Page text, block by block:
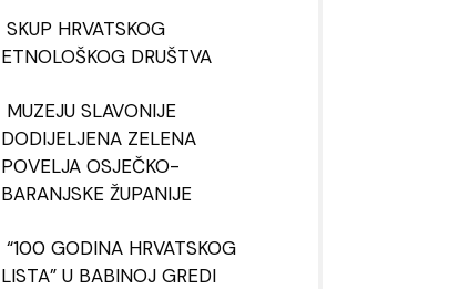
SKUP HRVATSKOG
ETNOLOŠKOG DRUŠTVA
MUZEJU SLAVONIJE
DODIJELJENA ZELENA
POVELJA OSJEČKO-
BARANJSKE ŽUPANIJE
“100 GODINA HRVATSKOG
LISTA” U BABINOJ GREDI